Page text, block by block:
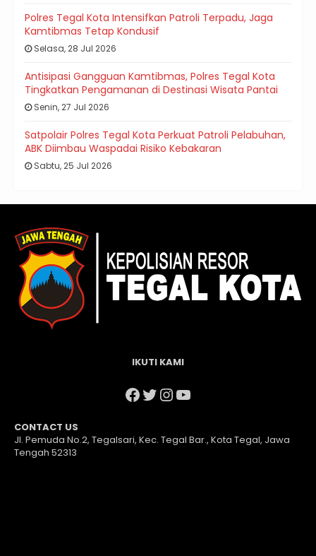
Polres Tegal Kota Intensifkan Patroli Terpadu, Jaga
Kamtibmas Tetap Kondusif
Selasa, 28 Jul 2026
Antisipasi Gangguan Kamtibmas, Polres Tegal Kota
Tingkatkan Pengamanan di Destinasi Wisata Pantai
Senin, 27 Jul 2026
Satpolair Polres Tegal Kota Perkuat Patroli Pelabuhan,
ABK Diimbau Waspadai Risiko Kebakaran
Sabtu, 25 Jul 2026
IKUTI KAMI
Facebook
Twitter
Instagram
YouTube
CONTACT US
Jl. Pemuda No.2, Tegalsari, Kec. Tegal Bar., Kota Tegal, Jawa
Tengah 52313